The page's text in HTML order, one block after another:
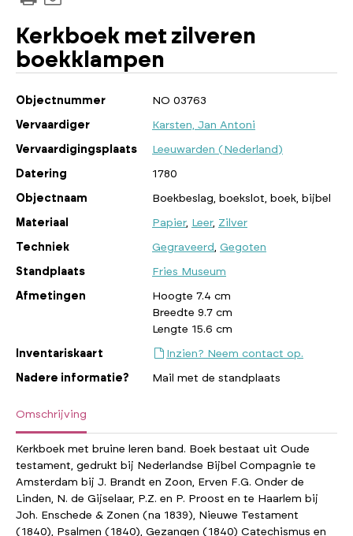
Kerkboek met zilveren
boekklampen
Objectnummer NO 03763
Vervaardiger Karsten, Jan Antoni
Vervaardigingsplaats Leeuwarden (Nederland)
Datering 1780
Objectnaam Boekbeslag, boekslot, boek, bijbel
Materiaal Papier, Leer, Zilver
Techniek Gegraveerd Gegoten
Standplaats Fries Museum
Afmetingen
Hoogte 7.4 cm
Breedte 9.7 cm
Lengte 15.6 cm
Inventariskaart Inzien? Neem contact op.
Nadere informatie? Mail met de standplaats
Omschrijving
Kerkboek met bruine leren band. Boek bestaat uit Oude
testament, gedrukt bij Nederlandse Bijbel Compagnie te
Amsterdam bij J. Brandt en Zoon, Erven F.G. Onder de
Linden, N. de Gijselaar, P.Z. en P. Proost en te Haarlem bij
Joh. Enschede & Zonen (na 1839), Nieuwe Testament
(1840), Psalmen (1840), Gezangen (1840) Catechismus en